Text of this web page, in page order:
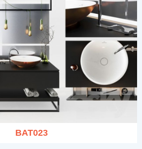
BAT023